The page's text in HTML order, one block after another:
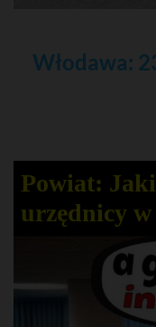
Włodawa:
Powiat:
urzędnicy